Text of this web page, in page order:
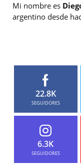
Mi nombre es
argentino desde
22.8K
SEGUIDORES
6.3K
SEGUIDORES